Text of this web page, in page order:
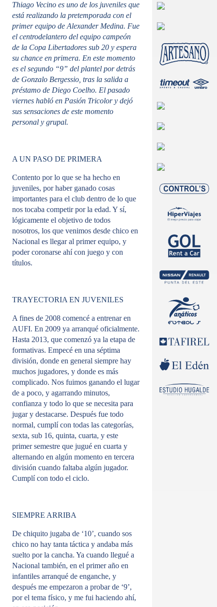
Thiago Vecino es uno de los juveniles que
está realizando la pretemporada con el
primer equipo de Alexander Medina. Fue
el centrodelantero del equipo campeón
de la Copa Libertadores sub 20 y espera
su chance en primera. En este momento
es el segundo “9” del plantel por detrás
de Gonzalo Bergessio, tras la salida a
préstamo de Diego Coelho. El pasado
viernes habló en Pasión Tricolor y dejó
sus sensaciones de este momento
personal y grupal.
A UN PASO DE PRIMERA
Contento por lo que se ha hecho en
juveniles, por haber ganado cosas
importantes para el club dentro de lo que
nos tocaba competir por la edad. Y sí,
lógicamente el objetivo de todos
nosotros, los que venimos desde chico en
Nacional es llegar al primer equipo, y
poder coronarse ahí con juego y con
títulos.
TRAYECTORIA EN JUVENILES
A fines de 2008 comencé a entrenar en
AUFI. En 2009 ya arranqué oficialmente.
Hasta 2013, que comenzó ya la etapa de
formativas. Empecé en una séptima
división, donde en general siempre hay
muchos jugadores, y donde es más
complicado. Nos fuimos ganando el lugar
de a poco, y agarrando minutos,
confianza y todo lo que se necesita para
jugar y destacarse. Después fue todo
normal, cumplí con todas las categorías,
sexta, sub 16, quinta, cuarta, y este
primer semestre que jugué en cuarta y
alternando en algún momento en tercera
división cuando faltaba algún jugador.
Cumplí con todo el ciclo.
SIEMPRE ARRIBA
De chiquito jugaba de ‘10’, cuando sos
chico no hay tanta táctica y andaba más
suelto por la cancha. Ya cuando llegué a
Nacional también, en el primer año en
infantiles arranqué de enganche, y
después me empezaron a probar de ‘9’,
por el tema físico, y me fui haciendo ahí,